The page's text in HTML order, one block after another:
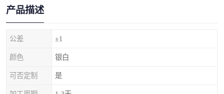
产品描述
公差 ±1
颜色 银白
可否定制 是